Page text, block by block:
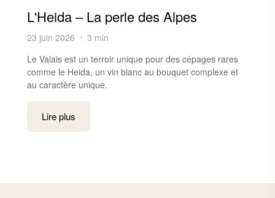
L'Heida – La perle des Alpes
23 juin 2026
3 min
Le Valais est un terroir unique pour des cépages rares
comme le Heida, un vin blanc au bouquet complexe et
au caractère unique.
Lire plus